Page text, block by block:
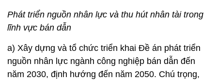
Phát triển nguồn nhân lực và thu hút nhân tài trong
lĩnh vực bán dẫn
a) Xây dựng và tổ chức triển khai Đề án phát triển
nguồn nhân lực ngành công nghiệp bán dẫn đến
năm 2030, định hướng đến năm 2050. Chú trọng,